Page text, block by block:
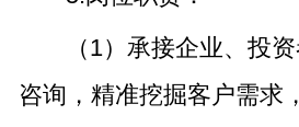
（1）承接企业、投
咨询，精准挖掘客户需求